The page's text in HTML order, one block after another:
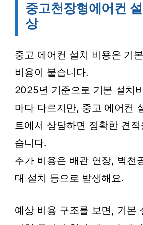
중고천장형에어컨
상
중고 에어컨 설치 비용은 기
비용이 붙습니다.
2025년 기준으로 기본 설치
마다 다르지만, 중고 에어컨
트에서 상담하면 정확한 견
습니다.
추가 비용은 배관 연장, 벽천
대 설치 등으로 발생해요.
예상 비용 구조를 보면, 기본